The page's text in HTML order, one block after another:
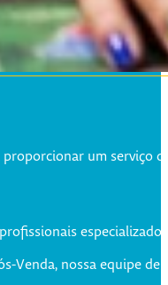
um serviço
Venda, nossa equipe